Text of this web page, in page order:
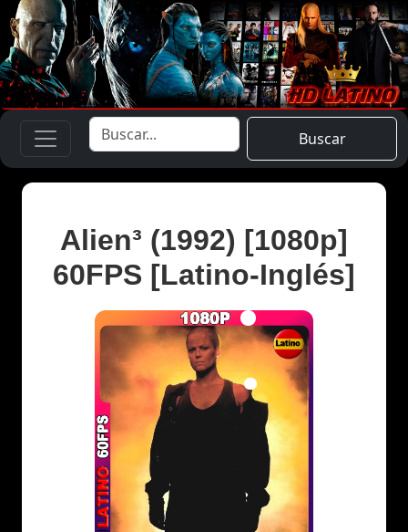
Buscar
Alien³ (1992) [1080p]
60FPS [Latino-Inglés]